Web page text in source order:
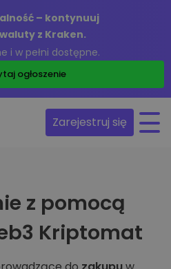
– kontynuuj
z Kraken.
i w pełni dostępne.
ogłoszenie
Zarejestruj się
z pomocą
Kriptomat